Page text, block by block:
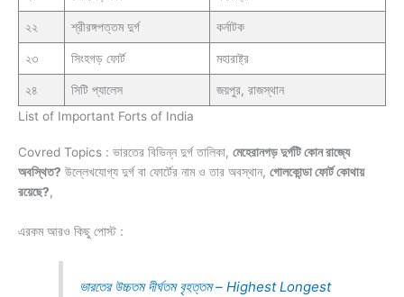
২২ শ্রীরঙ্গপত্তম দুর্গ কর্নাটক
২৩ সিংহগড় ফোর্ট মহারাষ্ট্র
২৪ সিটি প্যালেস
জয়পুর, রাজস্থান
List of Important Forts of India
Covred Topics : ভারতের বিভিন্ন দুর্গ তালিকা, মেহেরানগড় দুর্গটি কোন রাজ্যে
অবস্থিত? উল্লেখযোগ্য দুর্গ বা ফোর্টের নাম ও তার অবস্থান, গোলকোন্ডা ফোর্ট কোথায়
রয়েছে?,
এরকম আরও কিছু পোস্ট :
ভারতের উচ্চতম দীর্ঘতম বৃহত্তম – Highest Longest